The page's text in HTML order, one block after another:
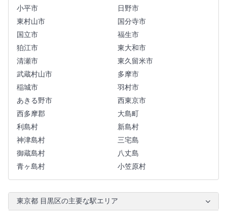
小平市
日野市
東村山市
国分寺市
国立市
福生市
狛江市
東大和市
清瀬市
東久留米市
武蔵村山市
多摩市
稲城市
羽村市
あきる野市
西東京市
西多摩郡
大島町
利島村
新島村
神津島村
三宅島
御蔵島村
八丈島
青ヶ島村
小笠原村
東京都 目黒区の主要な駅エリア